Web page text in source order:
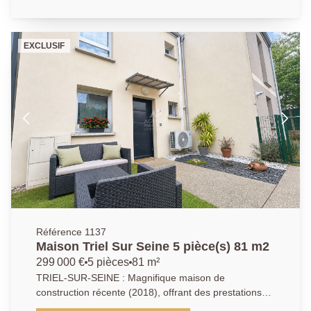
une agréable vue. Une maison clé en main, idéale
pour une famille en quête de confort et de tranquillité,
tout en restant proche des commodités et des
Principale au : 01.39.70.77.77
terrasse privative. L''espace nuit vous propose, une
salle d'eau, chacune des chambres est lumineuses et
avec de beaux volumes. De plus, une place de
parking privative et une cave compose ce bien. Vous
vous trouvez à seulement 10 minutes à pieds de la
gare et un arrêt de bus se trouve devant la résidence
pour aller à Poissy ou Verneuil sur seine. Agence
Principale : 01.39.70.77.77
EXCLUSIF
Référence 1137
Maison Triel Sur Seine 5 pièce(s) 81 m2
299 000 € 5 pièces 81 m²
TRIEL-SUR-SEINE : Magnifique maison de
construction récente (2018), offrant des prestations
de qualité et équipée de la climatisation, un véritable